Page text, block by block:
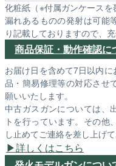
化粧紙（※付属ガンケース
漏れあるものの発射は可能
り記載しておりますので、
商品保証・動作確認に
お届け日を含めて7日以内
品・簡易修理等の対応させ
願いいたします。
中古ガスガンについては、
トを行っています。その
し止めてご連絡を差し上げて
詳しくはこちら